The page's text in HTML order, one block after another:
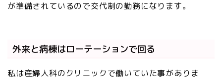
が準備されているので交代制の勤務になります。
外来と病棟はローテーションで回る
私は産婦人科のクリニックで働いていた事がありま